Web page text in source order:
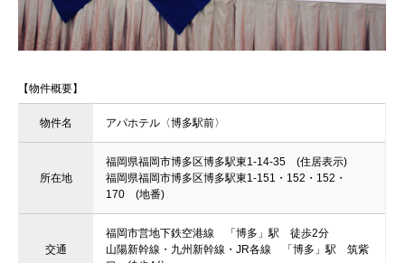
【物件概要】
物件名 アパホテル〈博多駅前〉
所在地
福岡県福岡市博多区博多駅東1-14-35 (住居表示)
福岡県福岡市博多区博多駅東1-151・152・152・
170 (地番)
交通
福岡市営地下鉄空港線 「博多」駅 徒歩2分
山陽新幹線・九州新幹線・JR各線 「博多」駅 筑紫